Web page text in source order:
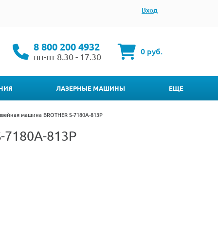
Вход
8 800 200 4932
пн-пт 8.30 - 17.30
0 руб.
ЛАЗЕРНЫЕ МАШИНЫ ЕЩЕ
машина BROTHER S-7180A-813P
813P